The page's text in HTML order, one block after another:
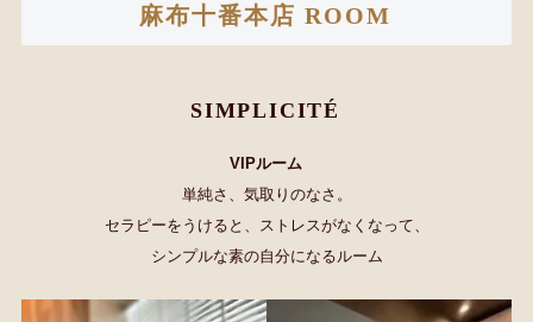
麻布十番本店 ROOM
SIMPLICITÉ
VIPルーム
単純さ、気取りのなさ。
セラピーをうけると、ストレスがなくなって、
シンプルな素の自分になるルーム